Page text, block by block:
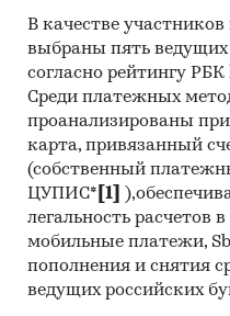
- Рейтинг
и зарубежных
- Рейтинг ведущих
зарубежных
Единицы измерения:
Количественные
рассчитаны в тоннах,
долларах и рублях
География
РФ, федеральные
мира
В качестве
выбраны пять
согласно рейтингу
Среди платежных
проанализированы
карта, привязанный
(собственный
ЦУПИС* [1]
легальность расчетов
мобильные платежи,
пополнения и снятия
ведущих российских